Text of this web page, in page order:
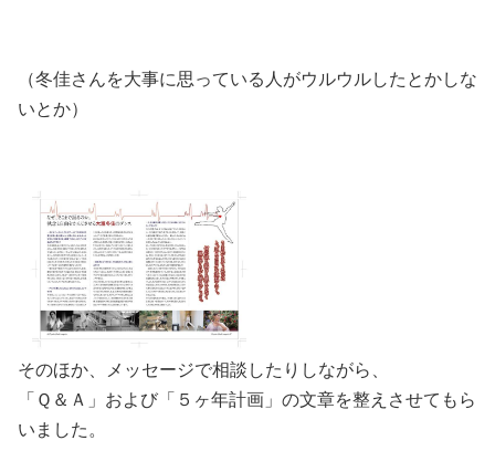
（冬佳さんを大事に思っている人がウルウルしたとかしな
いとか）
そのほか、メッセージで相談したりしながら、
「Ｑ＆Ａ」および「５ヶ年計画」の文章を整えさせてもら
いました。